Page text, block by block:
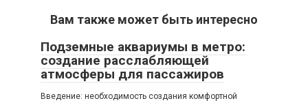
Вам также может быть интересно
Подземные аквариумы в метро:
создание расслабляющей
атмосферы для пассажиров
Введение: необходимость создания комфортной